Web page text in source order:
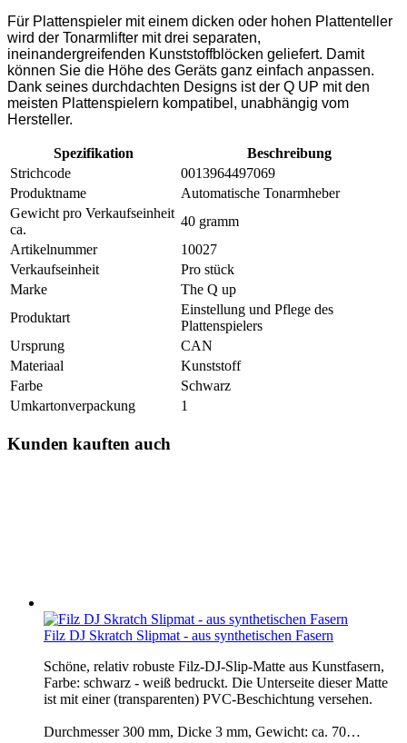
Für Plattenspieler mit einem dicken oder hohen Plattenteller
wird der Tonarmlifter mit drei separaten,
ineinandergreifenden Kunststoffblöcken geliefert. Damit
können Sie die Höhe des Geräts ganz einfach anpassen.
Dank seines durchdachten Designs ist der Q UP mit den
meisten Plattenspielern kompatibel, unabhängig vom
Hersteller.
Spezifikation
Beschreibung
Strichcode
0013964497069
Produktname
Automatische Tonarmheber
Gewicht pro Verkaufseinheit
ca.
40 gramm
Artikelnummer
10027
Verkaufseinheit
Pro stück
Marke
The Q up
Produktart
Einstellung und Pflege des
Plattenspielers
Ursprung
CAN
Materiaal
Kunststoff
Farbe
Schwarz
Umkartonverpackung
1
Kunden kauften auch
Filz DJ Skratch Slipmat - aus synthetischen Fasern
Schöne, relativ robuste Filz-DJ-Slip-Matte aus Kunstfasern,
Farbe: schwarz - weiß bedruckt. Die Unterseite dieser Matte
ist mit einer (transparenten) PVC-Beschichtung versehen.
Durchmesser 300 mm, Dicke 3 mm, Gewicht: ca. 70…